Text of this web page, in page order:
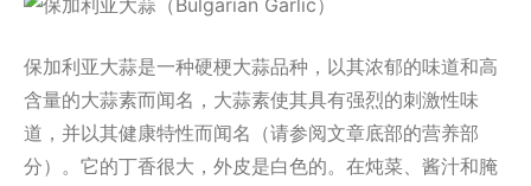
保加利亚大蒜是一种硬梗大蒜品种，以其浓郁的味道和高
含量的大蒜素而闻名，大蒜素使其具有强烈的刺激性味
道，并以其健康特性而闻名（请参阅文章底部的营养部
分）。它的丁香很大，外皮是白色的。在炖菜、酱汁和腌